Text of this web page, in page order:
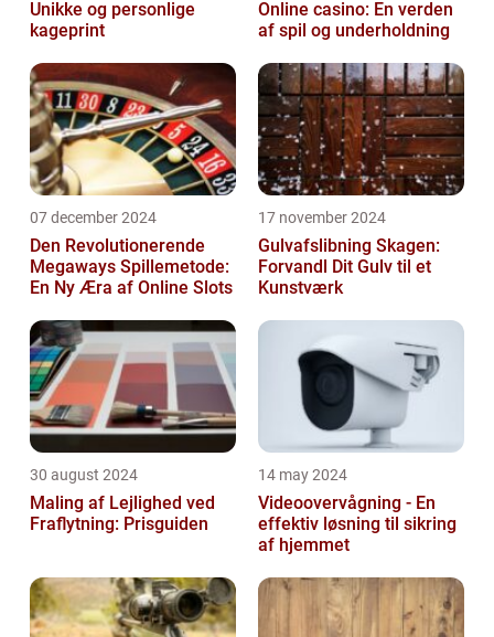
Unikke og personlige
kageprint
Online casino: En verden
af spil og underholdning
07 december 2024
Den Revolutionerende
Megaways Spillemetode:
En Ny Æra af Online Slots
17 november 2024
Gulvafslibning Skagen:
Forvandl Dit Gulv til et
Kunstværk
30 august 2024
Maling af Lejlighed ved
Fraflytning: Prisguiden
14 may 2024
Videoovervågning - En
effektiv løsning til sikring
af hjemmet